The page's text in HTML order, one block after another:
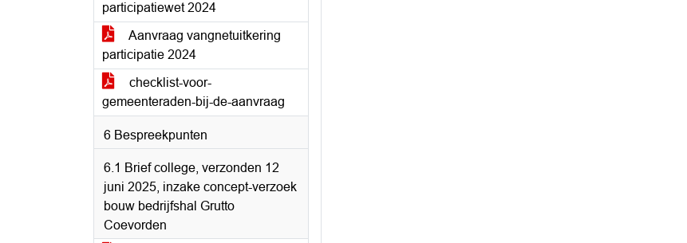
participatiewet 2024
Aanvraag vangnetuitkering
participatie 2024
checklist-voor-
gemeenteraden-bij-de-aanvraag
6 Bespreekpunten
6.1 Brief college, verzonden 12
juni 2025, inzake concept-verzoek
bouw bedrijfshal Grutto
Coevorden